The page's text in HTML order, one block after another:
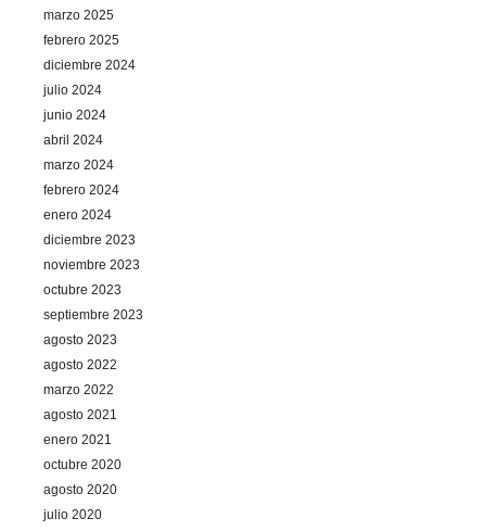
marzo 2025
febrero 2025
diciembre 2024
julio 2024
junio 2024
abril 2024
marzo 2024
febrero 2024
enero 2024
diciembre 2023
noviembre 2023
octubre 2023
septiembre 2023
agosto 2023
agosto 2022
marzo 2022
agosto 2021
enero 2021
octubre 2020
agosto 2020
julio 2020